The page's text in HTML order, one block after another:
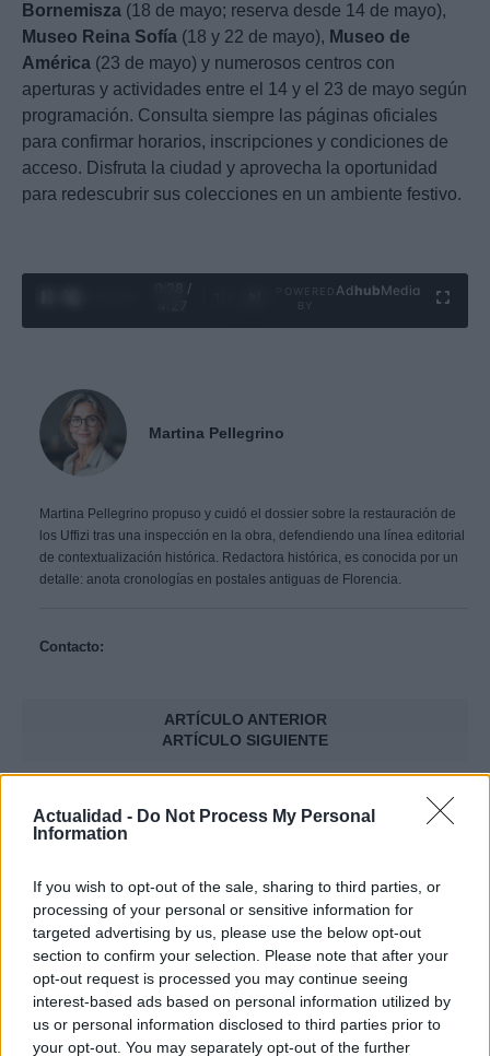
Actualidad - Do Not Process My Personal
Information
If you wish to opt-out of the sale, sharing to third parties, or
processing of your personal or sensitive information for
targeted advertising by us, please use the below opt-out
section to confirm your selection. Please note that after your
opt-out request is processed you may continue seeing
interest-based ads based on personal information utilized by
us or personal information disclosed to third parties prior to
your opt-out. You may separately opt-out of the further
Bornemisza (18 de mayo; reserva desde 14 de mayo),
Museo Reina Sofía (18 y 22 de mayo), Museo de
América (23 de mayo) y numerosos centros con
aperturas y actividades entre el 14 y el 23 de mayo según
programación. Consulta siempre las páginas oficiales
para confirmar horarios, inscripciones y condiciones de
acceso. Disfruta la ciudad y aprovecha la oportunidad
para redescubrir sus colecciones en un ambiente festivo.
0:29 /
Ad hubMedia
Martina Pellegrino
Martina Pellegrino propuso y cuidó el dossier sobre la restauración de
los Uffizi tras una inspección en la obra, defendiendo una línea editorial
de contextualización histórica. Redactora histórica, es conocida por un
detalle: anota cronologías en postales antiguas de Florencia.
Contacto:
ARTÍCULO ANTERIOR
ARTÍCULO SIGUIENTE
Más leídos